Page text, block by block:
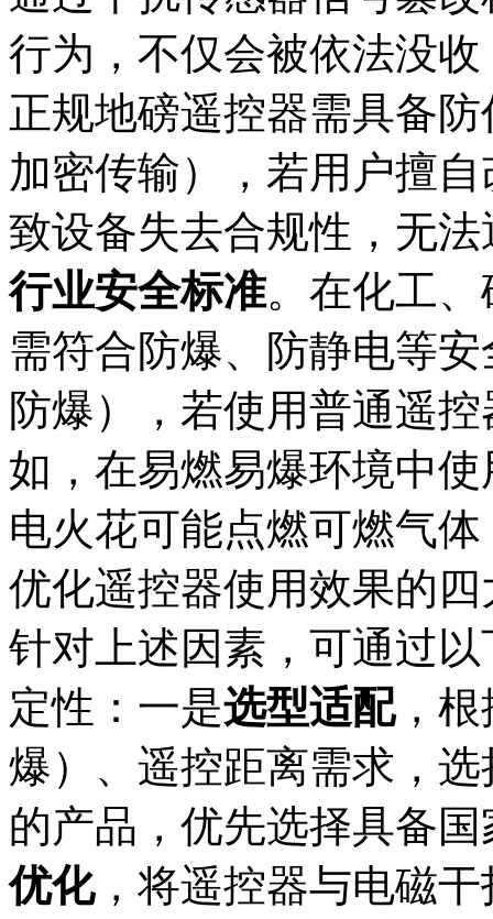
行为，不仅会被依法没
正规地磅遥控器需具备
加密传输），若用户擅
致设备失去合规性，无
行业安全标准。在化工
需符合防爆、防静电等
防爆），若使用普通遥
如，在易燃易爆环境中
电火花可能点燃可燃气
优化遥控器使用效果的四
针对上述因素，可通过
定性：一是选型适配，根
爆）、遥控距离需求，
的产品，优先选择具备
优化，将遥控器与电磁